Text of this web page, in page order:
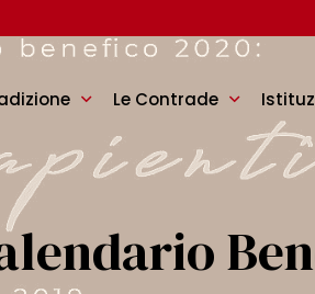
Le Contrade